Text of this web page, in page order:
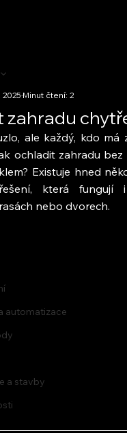
automatizace
a stavby
zahradu
2025Minut čtení: 2
ale každý, kdo má
ochladit zahradu bez
Existuje hned
která fungují
nebo dvorech.